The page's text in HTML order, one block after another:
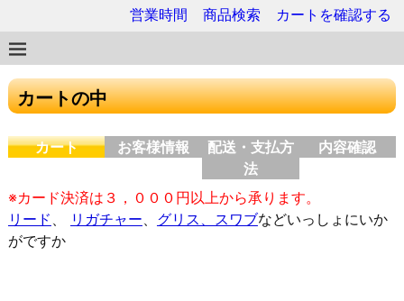
営業時間 商品検索 カートを確認する
カートの中
カート お客様情報
配送・支払方
法
内容確認
※カード決済は３，０００円以上から承ります。
リード 、 リガチャー、 グリス、スワブなどいっしょにいか
がですか